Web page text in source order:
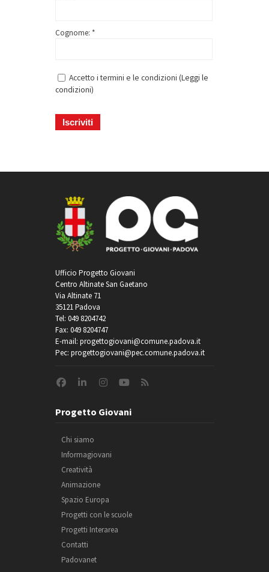
Cognome: *
Accetto i termini e le condizioni (Leggi le
condizioni)
Ufficio Progetto Giovani
Centro Altinate San Gaetano
Via Altinate 71
35121 Padova
Tel: 049 8204742
Fax: 049 8204747
E-mail: progettogiovani@comune.padova.it
Pec: progettogiovani@pec.comune.padova.it
Progetto Giovani
Chi siamo
Informagiovani
Creatività
Animazione
Spazio Europa
Progetti con le scuole
Progetti Interarea
Contatti
Padovanet